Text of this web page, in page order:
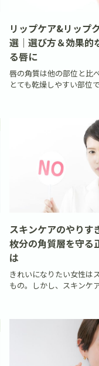
リップケア&リップ
選｜選び方＆効果的
る唇に
唇の角質は他の部位と比
とても乾燥しやすい部位
スキンケアのやりす
枚分の角質層を守る
は
きれいになりたい女性は
もの。しかし、スキンケ